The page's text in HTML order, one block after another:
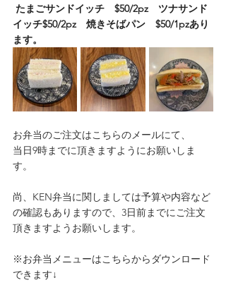
たまごサンドイッチ　$50/2pz　ツナサンド
イッチ$50/2pz　焼きそばパン　$50/1pzあり
ます。
お弁当のご注文はこちらのメールにて、
当日9時までに頂きますようにお願いしま
す。
尚、KEN弁当に関しましては予算や内容など
の確認もありますので、3日前までにご注文
頂きますようお願いします。
※お弁当メニューはこちらからダウンロード
できます↓